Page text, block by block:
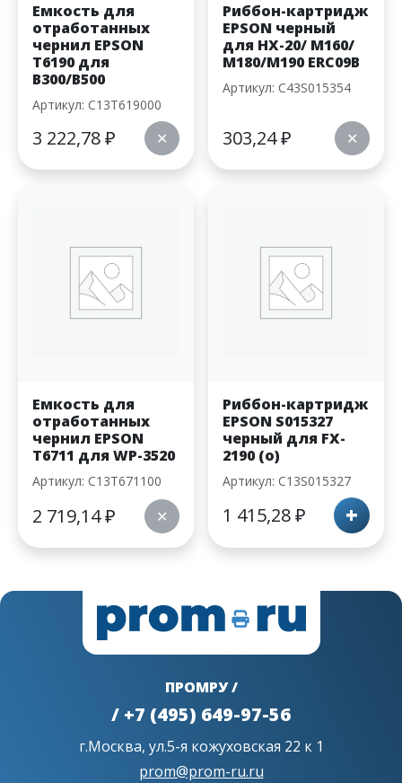
Емкость для
отработанных
чернил EPSON
T6190 для
B300/B500
Артикул: C13T619000
3 222,78₽ ✕
Риббон-картридж
EPSON черный
для HX-20/ M160/
M180/M190 ERC09B
Артикул: C43S015354
303,24₽ ✕
Емкость для
отработанных
чернил EPSON
T6711 для WP-3520
Артикул: C13T671100
2 719,14₽ ✕
Риббон-картридж
EPSON S015327
черный для FX-
2190 (o)
Артикул: C13S015327
1 415,28₽ +
ПРОМРУ /
/ +7 (495) 649-97-56
г.Москва, ул.5-я кожуховская 22 к 1
prom@prom-ru.ru